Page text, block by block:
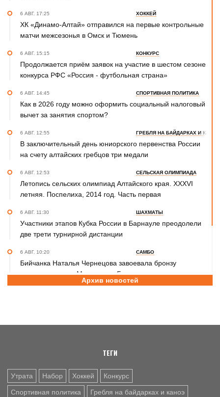
6 АВГ. 17:25 ХОККЕЙ
ХК «Динамо-Алтай» отправился на первые контрольные
матчи межсезонья в Омск и Тюмень
6 АВГ. 15:15 КОНКУРС
Продолжается приём заявок на участие в шестом сезоне
конкурса РФС «Россия - футбольная страна»
6 АВГ. 14:45 СПОРТИВНАЯ ПОЛИТИКА
Как в 2026 году можно оформить социальный налоговый
вычет за занятия спортом?
6 АВГ. 12:55 ГРЕБЛЯ НА БАЙДАРКАХ И КАНОЭ
В заключительный день юниорского первенства России
на счету алтайских гребцов три медали
6 АВГ. 12:53 СЕЛЬСКАЯ ОЛИМПИАДА
Летопись сельских олимпиад Алтайского края. XXXVI
летняя. Поспелиха, 2014 год. Часть первая
6 АВГ. 11:30 ШАХМАТЫ
Участники этапов Кубка России в Барнауле преодолели
две трети турнирной дистанции
6 АВГ. 10:20 САМБО
Бийчанка Наталья Чернецова завоевала бронзу
международного Мемориала Бурдикова
Архив новостей
ТЕГИ
Утрата Набор Хоккей Конкурс
Спортивная политика Гребля на байдарках и каноэ